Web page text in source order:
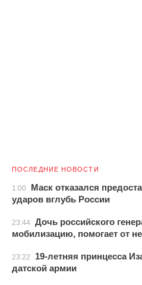
ПОСЛЕДНИЕ НОВОСТИ
1:00
Маск отказался
ударов вглубь России
23:44 Дочь российского
мобилизацию, помогает от
23:22
19-летняя принцесса
датской армии